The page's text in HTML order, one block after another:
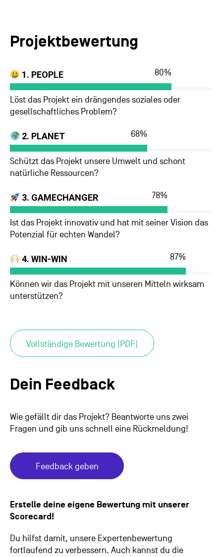
Projektbewertung
1. PEOPLE 80%
Löst das Projekt ein drängendes soziales oder
gesellschaftliches Problem?
2. PLANET 68%
Schützt das Projekt unsere Umwelt und schont
natürliche Ressourcen?
3. GAMECHANGER 78%
Ist das Projekt innovativ und hat mit seiner Vision das
Potenzial für echten Wandel?
4. WIN-WIN 87%
Können wir das Projekt mit unseren Mitteln wirksam
unterstützen?
Vollständige Bewertung (PDF)
Dein Feedback
Wie gefällt dir das Projekt? Beantworte uns zwei
Fragen und gib uns schnell eine Rückmeldung!
Feedback geben
Erstelle deine eigene Bewertung mit unserer
Scorecard!
Du hilfst damit, unsere Expertenbewertung
fortlaufend zu verbessern. Auch kannst du die